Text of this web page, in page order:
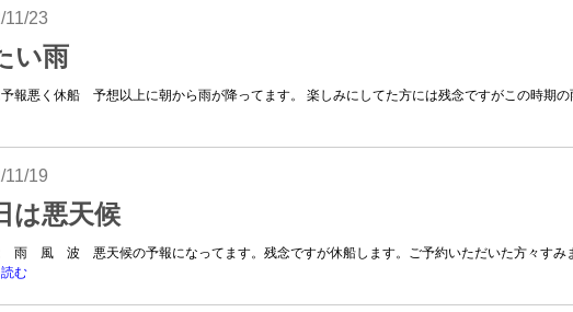
11/23
い雨
報悪く休船 予想以上に朝から雨が降ってます。 楽しみにしてた方には残念ですがこの時期の
11/19
は悪天候
雨 風 波 悪天候の予報になってます。残念ですが休船します。ご予約いただいた方々すみ
む